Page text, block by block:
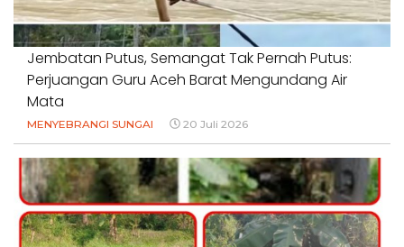
Jembatan Putus, Semangat Tak Pernah Putus:
Perjuangan Guru Aceh Barat Mengundang Air
Mata
MENYEBRANGI SUNGAI 20 Juli 2026